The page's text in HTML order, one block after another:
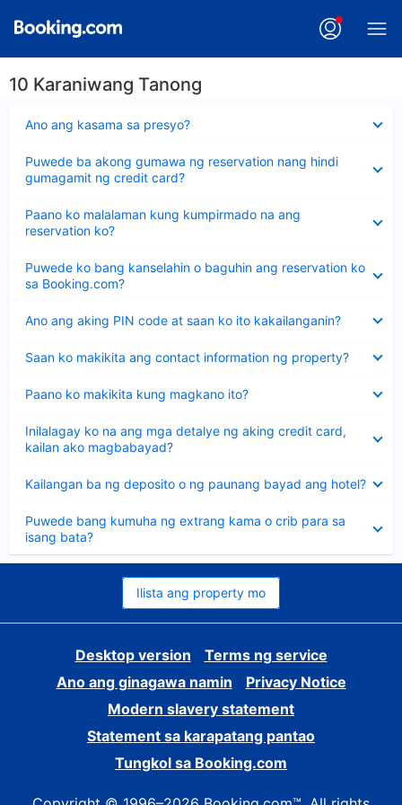
10 Karaniwang Tanong
Ano ang kasama sa presyo?
ang
Puwede ba akong gumawa ng reservation nang hindi
gumagamit ng credit card?
ang
sagot
Paano ko malalaman kung kumpirmado na ang
reservation ko?
ang
sagot
Puwede ko bang kanselahin o baguhin ang reservation ko
sa Booking.com?
ang
sagot
Ano ang aking PIN code at saan ko ito kakailanganin?
ang
Saan ko makikita ang contact information ng property?
ang
Paano ko makikita kung magkano ito?
ang
Inilalagay ko na ang mga detalye ng aking credit card,
kailan ako magbabayad?
ang
sagot
Kailangan ba ng deposito o ng paunang bayad ang hotel?
ang
Puwede bang kumuha ng extrang kama o crib para sa
isang bata?
ang
sagot
Ilista ang property mo
Desktop version
Terms ng service
Ano ang ginagawa namin
Privacy Notice
Modern slavery statement
Statement sa karapatang pantao
Tungkol sa Booking.com